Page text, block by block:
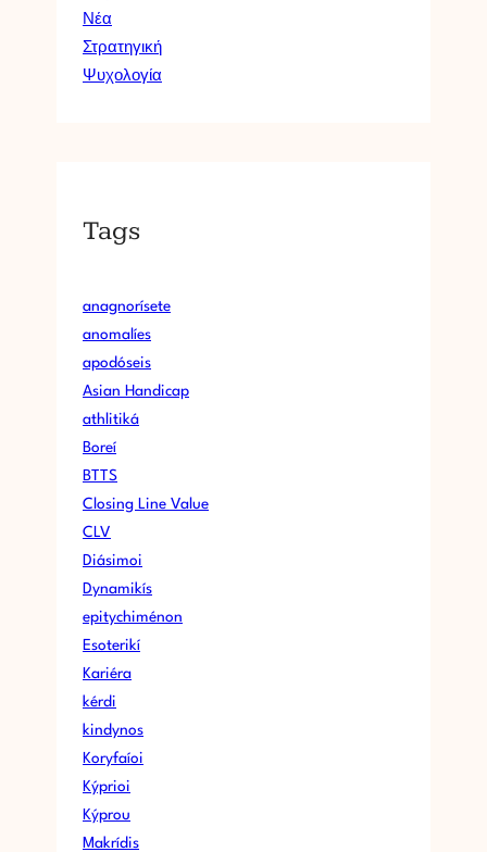
Νέα
Στρατηγική
Ψυχολογία
Tags
anagnorísete
anomalíes
apodóseis
Asian Handicap
athlitiká
Boreí
BTTS
Closing Line Value
CLV
Diásimoi
Dynamikís
epitychiménon
Esoterikí
Kariéra
kérdi
kindynos
Koryfaíoi
Kýprioi
Kýprou
Makrídis